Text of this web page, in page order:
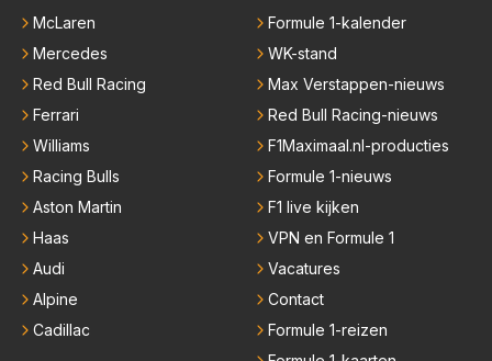
McLaren
Mercedes
Red Bull Racing
Ferrari
Williams
Racing Bulls
Aston Martin
Haas
Audi
Alpine
Cadillac
Formule 1-kalender
WK-stand
Max Verstappen-nieuws
Red Bull Racing-nieuws
F1Maximaal.nl-producties
Formule 1-nieuws
F1 live kijken
VPN en Formule 1
Vacatures
Contact
Formule 1-reizen